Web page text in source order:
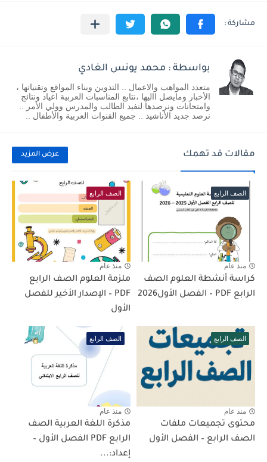
بواسطة : محمد يونس الغادي
متعدد المواهب والاعمال .. التدوين وبناء المواقع وتقنياتها ،
الأخبار ومايصل االيها ،نتابع المناسبات العربية اعياد ونتائج
وامتحانات ونرصدها لنفيد الطالب والمدرس وولي الأمر ..
نرصد جديد الأناشيد .. جميع القنوات العربية والأطفال ..
مقالات قد تهمك عرض المزيد
الصف الرابع
منذ عام
كراسة أنشطة العلوم الصف
الرابع PDF – الفصل الأول2026
الصف الرابع
منذ عام
ملزمة العلوم الصف الرابع
PDF – الإصدار الأخير للفصل
الأول
الصف الرابع
منذ عام
محتوى تجميعات ملفات
الصف الرابع – الفصل الأول
الصف الرابع
منذ عام
مذكرة اللغة العربية الصف
الرابع PDF الفصل الأول –
إعداد:...